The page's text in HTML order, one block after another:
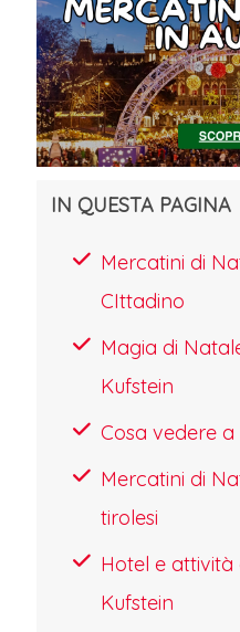
IN QUESTA PAGINA
Mercatini di
CIttadino
Magia di
Kufstein
Cosa vedere a
Mercatini di
tirolesi
Hotel e
Kufstein